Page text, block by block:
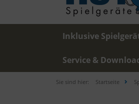
Inklusive
Service &
Sie sind hier: Startseite